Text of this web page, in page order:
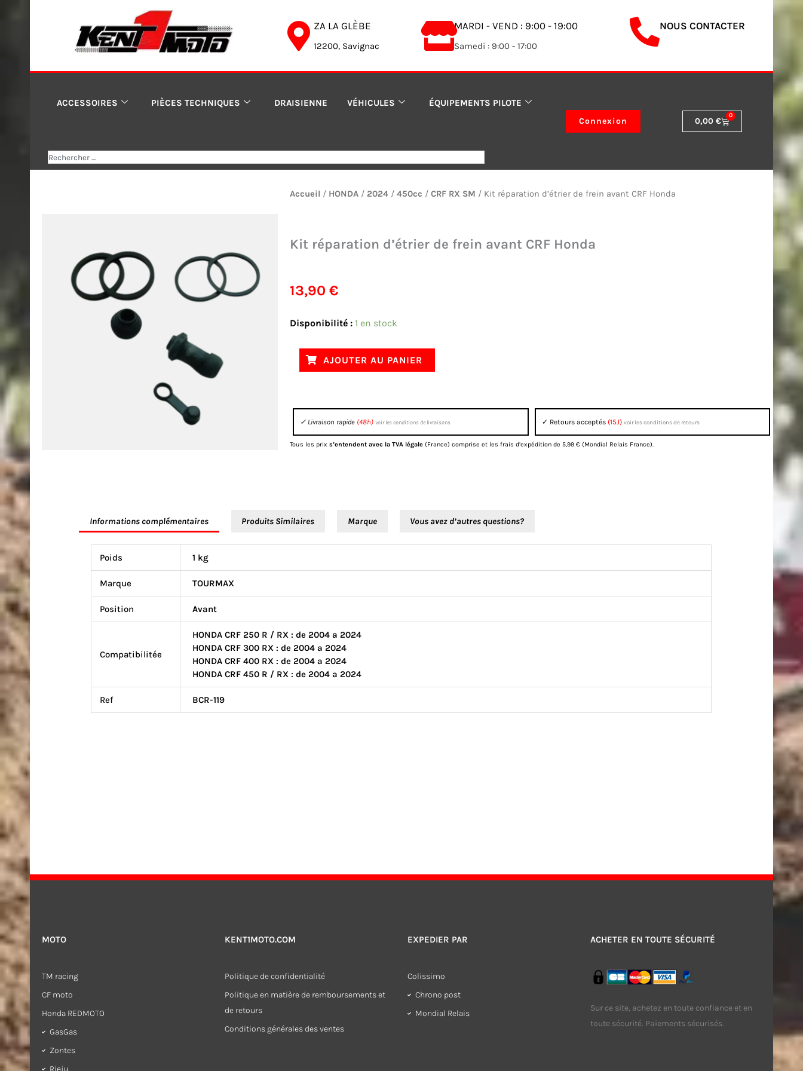
ZA LA GLÈBE
12200, Savignac
MARDI - VEND : 9:00 - 19:00
Samedi : 9:00 - 17:00
NOUS CONTACTER
ACCESSOIRES PIÈCES TECHNIQUES DRAISIENNE VÉHICULES ÉQUIPEMENTS PILOTE
Rechercher
Connexion 0,00€
0
Panier
Accueil / HONDA / 2024 /450cc /CRF RX SM / Kit réparation d’étrier de frein avant CRF Honda
Kit réparation d’étrier de frein avant CRF Honda
13,90€
Disponibilité : 1 en stock
quantité
réparation
de
frein
avant
AJOUTER AU PANIER
✓ Livraison rapide (48h)voir les conditions de livraisons ✓ Retours acceptés (15J) voir les conditions de retours
Tous les prixs’entendent avec la TVA légale (France) comprise et les frais d’expédition de 5,99 € (Mondial Relais France).
Informations complémentaires Produits Similaires Marque Vous avez d’autres questions?
Poids 1 kg
Marque TOURMAX
Position Avant
Compatibilitée
HONDA CRF 250 R / RX : de 2004 a 2024
HONDA CRF 300 RX : de 2004 a 2024
HONDA CRF 400 RX : de 2004 a 2024
HONDA CRF 450 R / RX : de 2004 a 2024
Ref BCR-119
MOTO
TM racing
CF moto
Honda REDMOTO
GasGas
Zontes
KENT1MOTO.COM
Politique de confidentialité
Politique en matière de remboursements et
de retours
Conditions générales des ventes
EXPEDIER PAR
Colissimo
Chrono post
Mondial Relais
ACHETER EN TOUTE SÉCURITÉ
Sur ce site, achetez en toute confiance et en
toute sécurité. Paiements sécurisés.